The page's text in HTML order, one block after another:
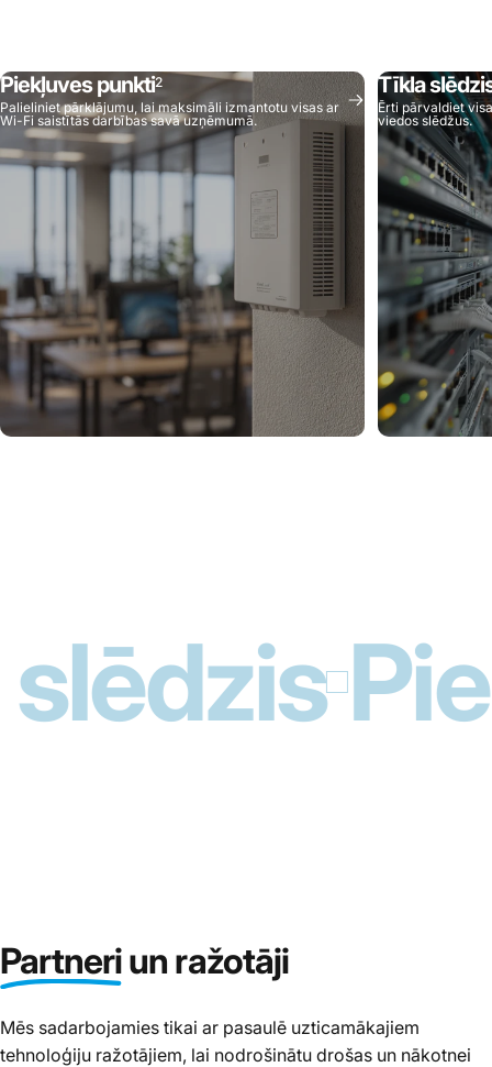
Piekļuves punkti2
Palieliniet pārklājumu, lai maksimāli izmantotu visas ar
Wi-Fi saistītās darbības savā uzņēmumā.
Tīkla
Ērti pārvaldiet
viedos slēdžus.
Partneriun ražotāji
Mēs sadarbojamies tikai ar pasaulē uzticamākajiem
tehnoloģiju ražotājiem, lai nodrošinātu drošas un nākotnei